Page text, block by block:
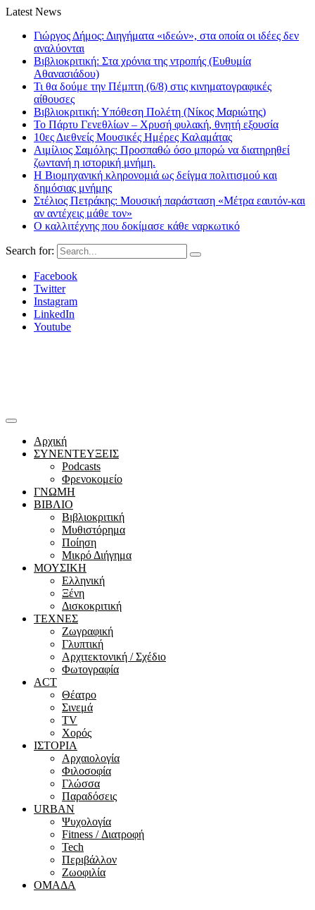
Latest News
Γιώργος Δήμος: Διηγήματα «ιδεών», στα οποία οι ιδέες δεν
αναλύονται
Βιβλιοκριτική: Στα χρόνια της ντροπής (Ευθυμία
Αθανασιάδου)
Τι θα δούμε την Πέμπτη (6/8) στις κινηματογραφικές
αίθουσες
Βιβλιοκριτική: Υπόθεση Πολέτη (Νίκος Μαριώτης)
Το Πάρτυ Γενεθλίων – Χρυσή φυλακή, θνητή εξουσία
10ες Διεθνείς Μουσικές Ημέρες Καλαμάτας
Αιμίλιος Σαμόλης: Προσπαθώ όσο μπορώ να διατηρηθεί
ζωντανή η ιστορική μνήμη.
Η Βιομηχανική κληρονομιά ως δείγμα πολιτισμού και
δημόσιας μνήμης
Στέλιος Πετράκης: Μουσική παράσταση «Μέτρα εαυτόν-και
αν αντέχεις μάθε τον»
Ο καλλιτέχνης που δοκίμασε κάθε ναρκωτικό
Search for:
Facebook
Twitter
Instagram
LinkedIn
Youtube
Αρχική
ΣΥΝΕΝΤΕΥΞΕΙΣ
Podcasts
Φρενοκομείο
ΓΝΩΜΗ
ΒΙΒΛΙΟ
Βιβλιοκριτική
Μυθιστόρημα
Ποίηση
Μικρό Διήγημα
ΜΟΥΣΙΚΗ
Ελληνική
Ξένη
Δισκοκριτική
ΤΕΧΝΕΣ
Ζωγραφική
Γλυπτική
Αρχιτεκτονική / Σχέδιο
Φωτογραφία
ACT
Θέατρο
Σινεμά
ΤV
Χορός
ΙΣΤΟΡΙΑ
Αρχαιολογία
Φιλοσοφία
Γλώσσα
Παραδόσεις
URBAN
Ψυχολογία
Fitness / Διατροφή
Tech
Περιβάλλον
Ζωοφιλία
ΟΜΑΔΑ